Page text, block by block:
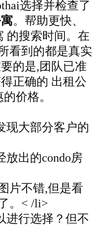
选择并检查了
。帮助更快、
的搜索时间。在
看到的都是真实
的是,团队已准
正确的 出租公
价格。
现大部分客户的
放出的condo房
片不错,但是看
。< /li>
进行选择？但不